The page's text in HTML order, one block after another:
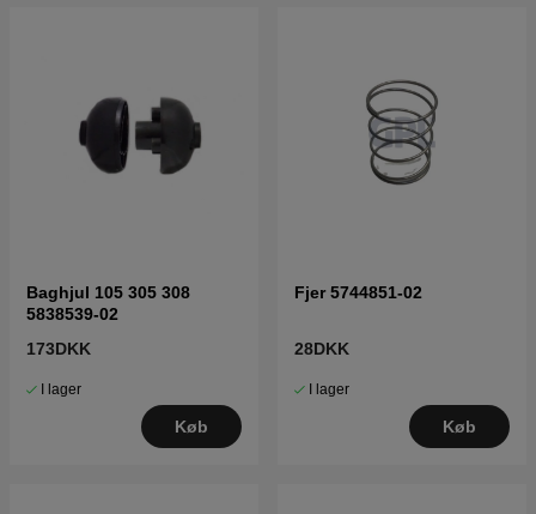
Baghjul 105 305 308
5838539-02
173DKK
I lager
Køb
Fjer 5744851-02
28DKK
I lager
Køb